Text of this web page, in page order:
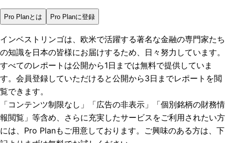
Pro Planとは Pro Planに登録
インベストリンゴは、欧米で活躍する著名な金融の専門家たち
の知識を日本の皆様にお届けするため、日々努力しています。
すべてのレポートは公開から1日までは無料で提供していま
す。会員登録していただけると公開から3日までレポートを閲
覧できます。
「コンテンツ制限なし」「広告の非表示」「個別銘柄の財務情
報閲覧」 等含め、さらに充実したサービスをご利用されたい方
には、Pro Planもご用意しております。ご興味のある方は、下